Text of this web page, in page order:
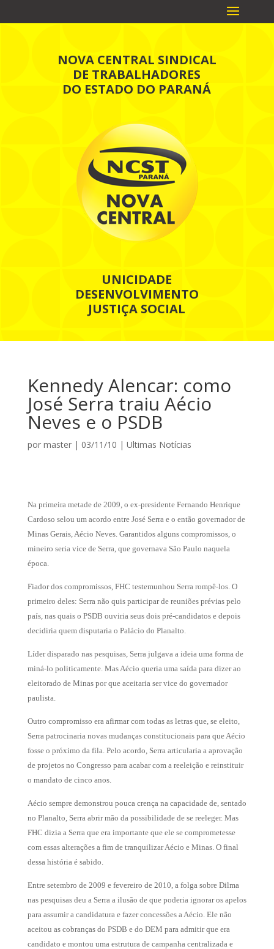
NOVA CENTRAL SINDICAL
DE TRABALHADORES
DO ESTADO DO PARANÁ
UNICIDADE
DESENVOLVIMENTO
JUSTIÇA SOCIAL
Kennedy Alencar: como
José Serra traiu Aécio
Neves e o PSDB
por master| 03/11/10 | Ultimas Notícias
Na primeira metade de 2009, o ex-presidente Fernando Henrique
Cardoso selou um acordo entre José Serra e o então governador de
Minas Gerais, Aécio Neves. Garantidos alguns compromissos, o
mineiro seria vice de Serra, que governava São Paulo naquela
época.
Fiador dos compromissos, FHC testemunhou Serra rompê-los. O
primeiro deles: Serra não quis participar de reuniões prévias pelo
país, nas quais o PSDB ouviria seus dois pré-candidatos e depois
decidiria quem disputaria o Palácio do Planalto.
Líder disparado nas pesquisas, Serra julgava a ideia uma forma de
miná-lo politicamente. Mas Aécio queria uma saída para dizer ao
eleitorado de Minas por que aceitaria ser vice do governador
paulista.
Outro compromisso era afirmar com todas as letras que, se eleito,
Serra patrocinaria novas mudanças constitucionais para que Aécio
fosse o próximo da fila. Pelo acordo, Serra articularia a aprovação
de projetos no Congresso para acabar com a reeleição e reinstituir
o mandato de cinco anos.
Aécio sempre demonstrou pouca crença na capacidade de, sentado
no Planalto, Serra abrir mão da possibilidade de se reeleger. Mas
FHC dizia a Serra que era importante que ele se comprometesse
com essas alterações a fim de tranquilizar Aécio e Minas. O final
dessa história é sabido.
Entre setembro de 2009 e fevereiro de 2010, a folga sobre Dilma
nas pesquisas deu a Serra a ilusão de que poderia ignorar os apelos
para assumir a candidatura e fazer concessões a Aécio. Ele não
aceitou as cobranças do PSDB e do DEM para admitir que era
candidato e montou uma estrutura de campanha centralizada e